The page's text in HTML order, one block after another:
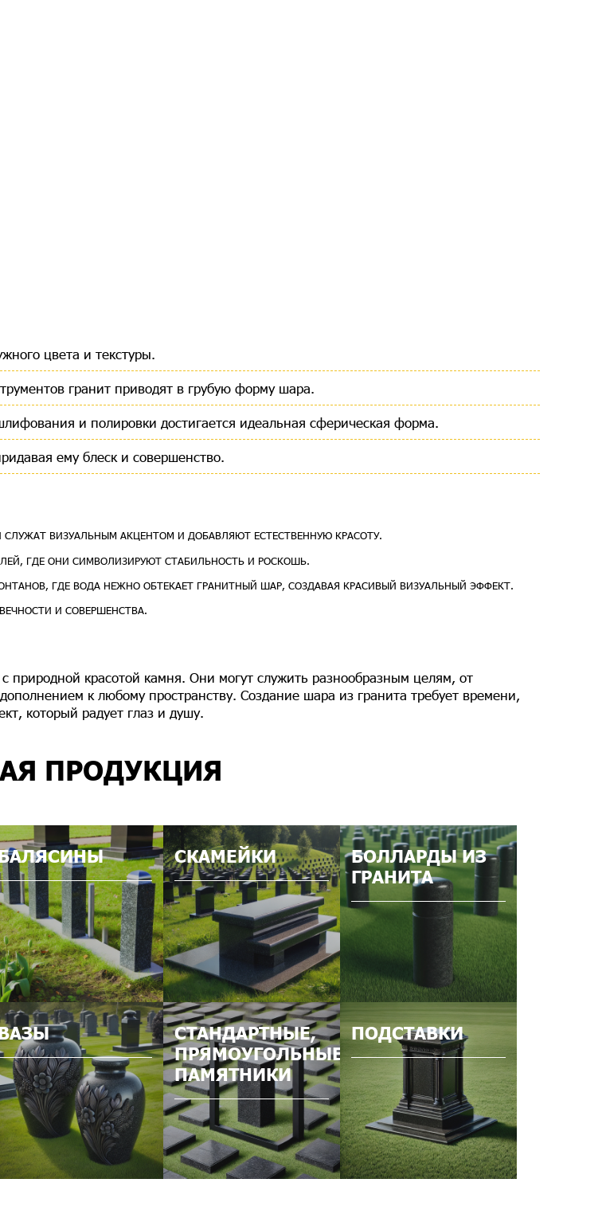
цвета и текстуры.
гранит приводят в грубую форму шара.
и полировки достигается идеальная сферическая форма.
ему блеск и совершенство.
СЛУЖАТ ВИЗУАЛЬНЫМ АКЦЕНТОМ И ДОБАВЛЯЮТ ЕСТЕСТВЕННУЮ КРАСОТУ.
ГДЕ ОНИ СИМВОЛИЗИРУЮТ СТАБИЛЬНОСТЬ И РОСКОШЬ.
ГДЕ ВОДА НЕЖНО ОБТЕКАЕТ ГРАНИТНЫЙ ШАР, СОЗДАВАЯ КРАСИВЫЙ ВИЗУАЛЬНЫЙ ЭФФЕКТ.
И СОВЕРШЕНСТВА.
природной красотой камня. Они могут служить разнообразным целям, от
к любому пространству. Создание шара из гранита требует времени,
который радует глаз и душу.
ПРОДУКЦИЯ
СКАМЕЙКИ
БОЛЛАРДЫ ИЗ
ГРАНИТА
СТАНДАРТНЫЕ,
ПРЯМОУГОЛЬНЫЕ
ПАМЯТНИКИ
ПОДСТАВКИ